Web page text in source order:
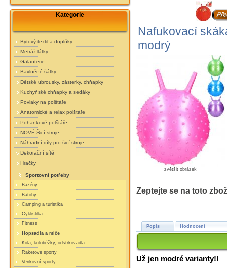
Kategorie
Bytový textil a doplňky
Metráž látky
Galanterie
Bavlněné šátky
Dětské ubrousky, zásterky, chňapky
Kuchyňské chňapky a sedáky
Povlaky na polštáře
Anatomické a relax polštáře
Pohankové polštáře
NOVÉ Šicí stroje
Náhradní díly pro šicí stroje
Dekorační sítě
Hračky
Sportovní potřeby
Bazény
Batohy
Camping a turistika
Cyklistika
Fitness
Hopsadla a míče
Kola, koloběžky, odstrkovadla
Raketové sporty
Venkovní sporty
Nafukovací
modrý
zvětšit obrázek
Zeptejte se na toto
Popis Hodnocení
Už jen modré varianty!!